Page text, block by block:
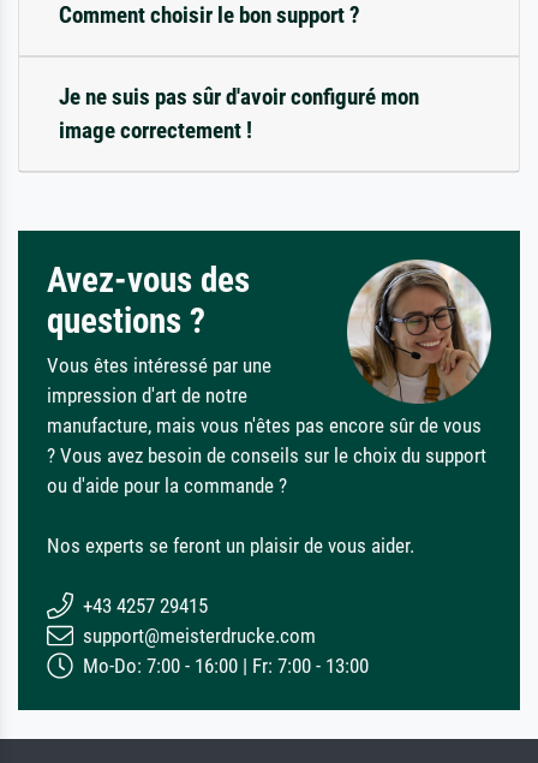
Comment choisir le bon support ?
Je ne suis pas sûr d'avoir configuré mon
image correctement !
Avez-vous des
questions ?
Vous êtes intéressé par une
impression d'art de notre
manufacture, mais vous n'êtes pas encore sûr de vous
? Vous avez besoin de conseils sur le choix du support
ou d'aide pour la commande ?
Nos experts se feront un plaisir de vous aider.
+43 4257 29415
support@meisterdrucke.com
Mo-Do: 7:00 - 16:00 | Fr: 7:00 - 13:00